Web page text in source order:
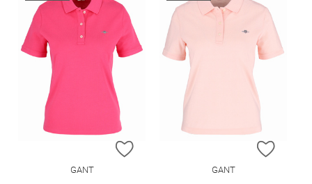
ZUR WUNSCHLISTE HINZUFÜGEN
GANT
ZUR
GANT